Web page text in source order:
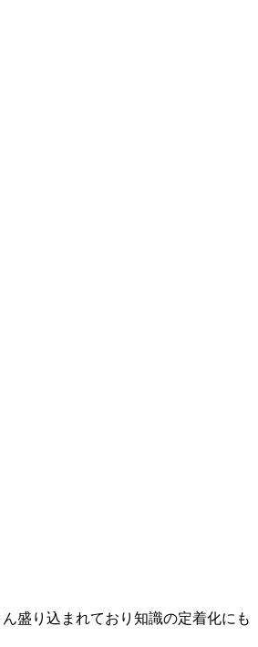
盛り込まれており知識の定着化にも